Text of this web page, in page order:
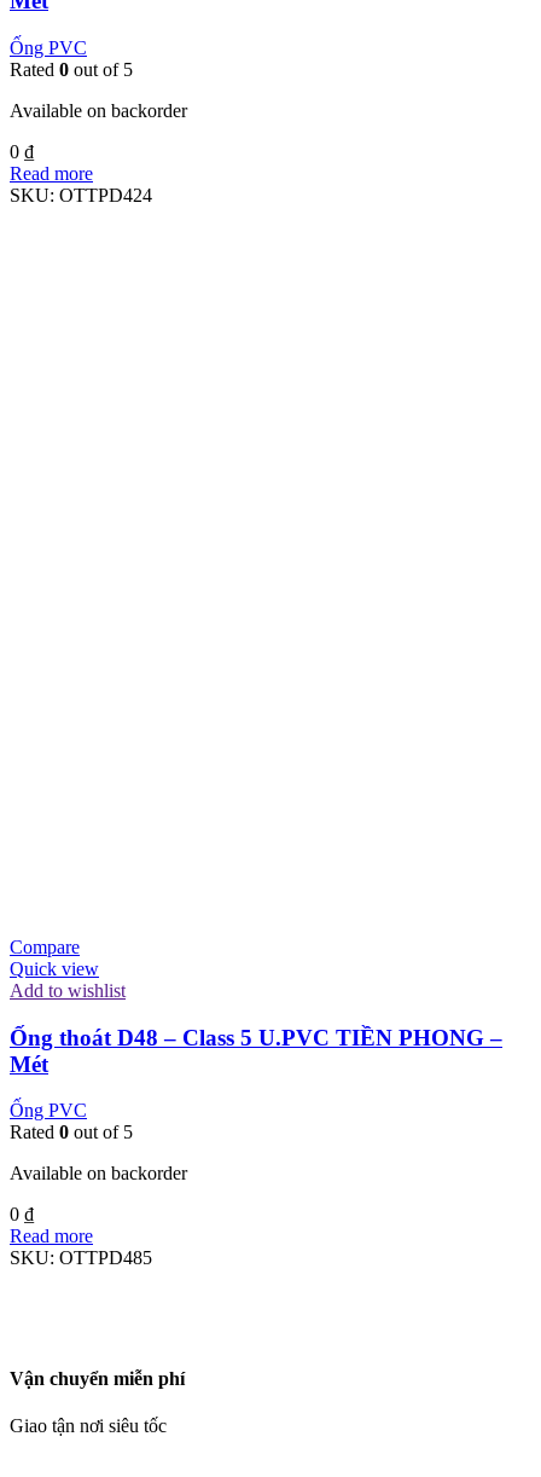
Ống PVC
Rated 0 out of 5
Available on backorder
0 ₫
Read more
SKU: OTTPD424
Compare
Quick view
Add to wishlist
Ống thoát D48 – Class 5 U.PVC TIỀN PHONG –
Mét
Ống PVC
Rated 0 out of 5
Available on backorder
0 ₫
Read more
SKU: OTTPD485
Vận chuyển miễn phí
Giao tận nơi siêu tốc